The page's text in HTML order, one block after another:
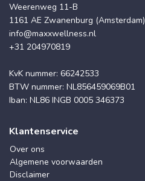
Weerenweg 11-B
1161 AE Zwanenburg (Amsterdam)
info@maxxwellness.nl
+31 204970819
KvK nummer: 66242533
BTW nummer: NL856459069B01
Iban: NL86 INGB 0005 346373
Klantenservice
Over ons
Algemene voorwaarden
Disclaimer